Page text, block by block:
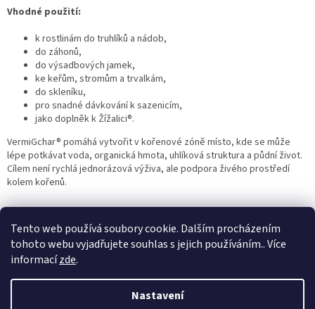
Tento web používá soubory cookie. Dalším procházením
tohoto webu vyjadřujete souhlas s jejich používáním.. Více
informacízde.
Nastavení
i
Vhodné použití:
k rostlinám do truhlíků a nádob,
do záhonů,
do výsadbových jamek,
ke keřům, stromům a trvalkám,
do skleníku,
pro snadné dávkování k sazenicím,
jako doplněk k Žížalici®.
VermiGchar® pomáhá vytvořit v kořenové zóně místo, kde se může
lépe potkávat voda, organická hmota, uhlíková struktura a půdní život.
Cílem není rychlá jednorázová výživa, ale podpora živého prostředí
kolem kořenů.
Z
Vytvořil Shoptet